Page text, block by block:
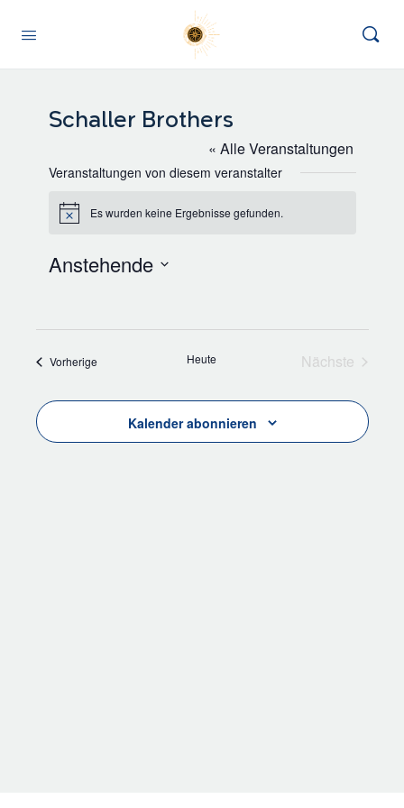
Schaller Brothers
« Alle Veranstaltungen
Veranstaltungen von diesem veranstalter
HinweisEs wurden keine Ergebnisse gefunden.
Anstehende
VorherigeVeranstaltungen Heute
Nächste
Kalender abonnieren